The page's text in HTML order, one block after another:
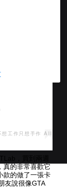
真的非常喜歡它
款的做了一張卡
友說很像GTA
工作只想手作 All